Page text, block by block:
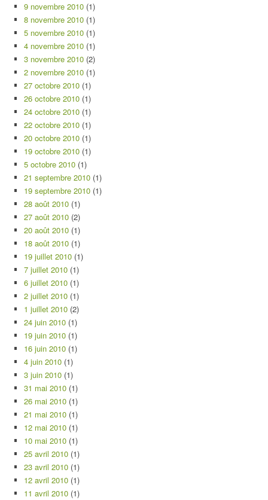
9 novembre 2010 (1)
8 novembre 2010 (1)
5 novembre 2010 (1)
4 novembre 2010 (1)
3 novembre 2010 (2)
2 novembre 2010 (1)
27 octobre 2010 (1)
26 octobre 2010 (1)
24 octobre 2010 (1)
22 octobre 2010 (1)
20 octobre 2010 (1)
19 octobre 2010 (1)
5 octobre 2010 (1)
21 septembre 2010 (1)
19 septembre 2010 (1)
28 août 2010 (1)
27 août 2010 (2)
20 août 2010 (1)
18 août 2010 (1)
19 juillet 2010 (1)
7 juillet 2010 (1)
6 juillet 2010 (1)
2 juillet 2010 (1)
1 juillet 2010 (2)
24 juin 2010 (1)
19 juin 2010 (1)
16 juin 2010 (1)
4 juin 2010 (1)
3 juin 2010 (1)
31 mai 2010 (1)
26 mai 2010 (1)
21 mai 2010 (1)
12 mai 2010 (1)
10 mai 2010 (1)
25 avril 2010 (1)
23 avril 2010 (1)
12 avril 2010 (1)
11 avril 2010 (1)